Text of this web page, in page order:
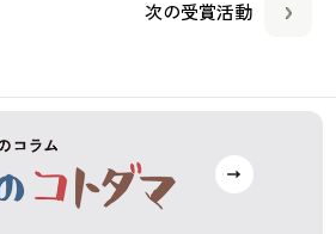
次の受賞活動